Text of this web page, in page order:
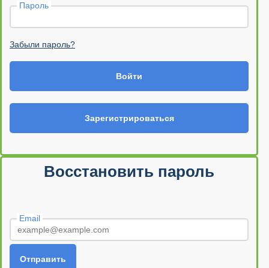
Пароль
Забыли пароль?
Войти
Зарегистрироваться
Восстановить пароль
Email
Отправить